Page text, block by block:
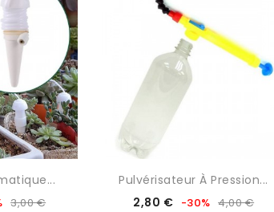
3,00 €
Pulvérisateur À Pression...
Prix
2,80 € Prix
-30% 4,00 €